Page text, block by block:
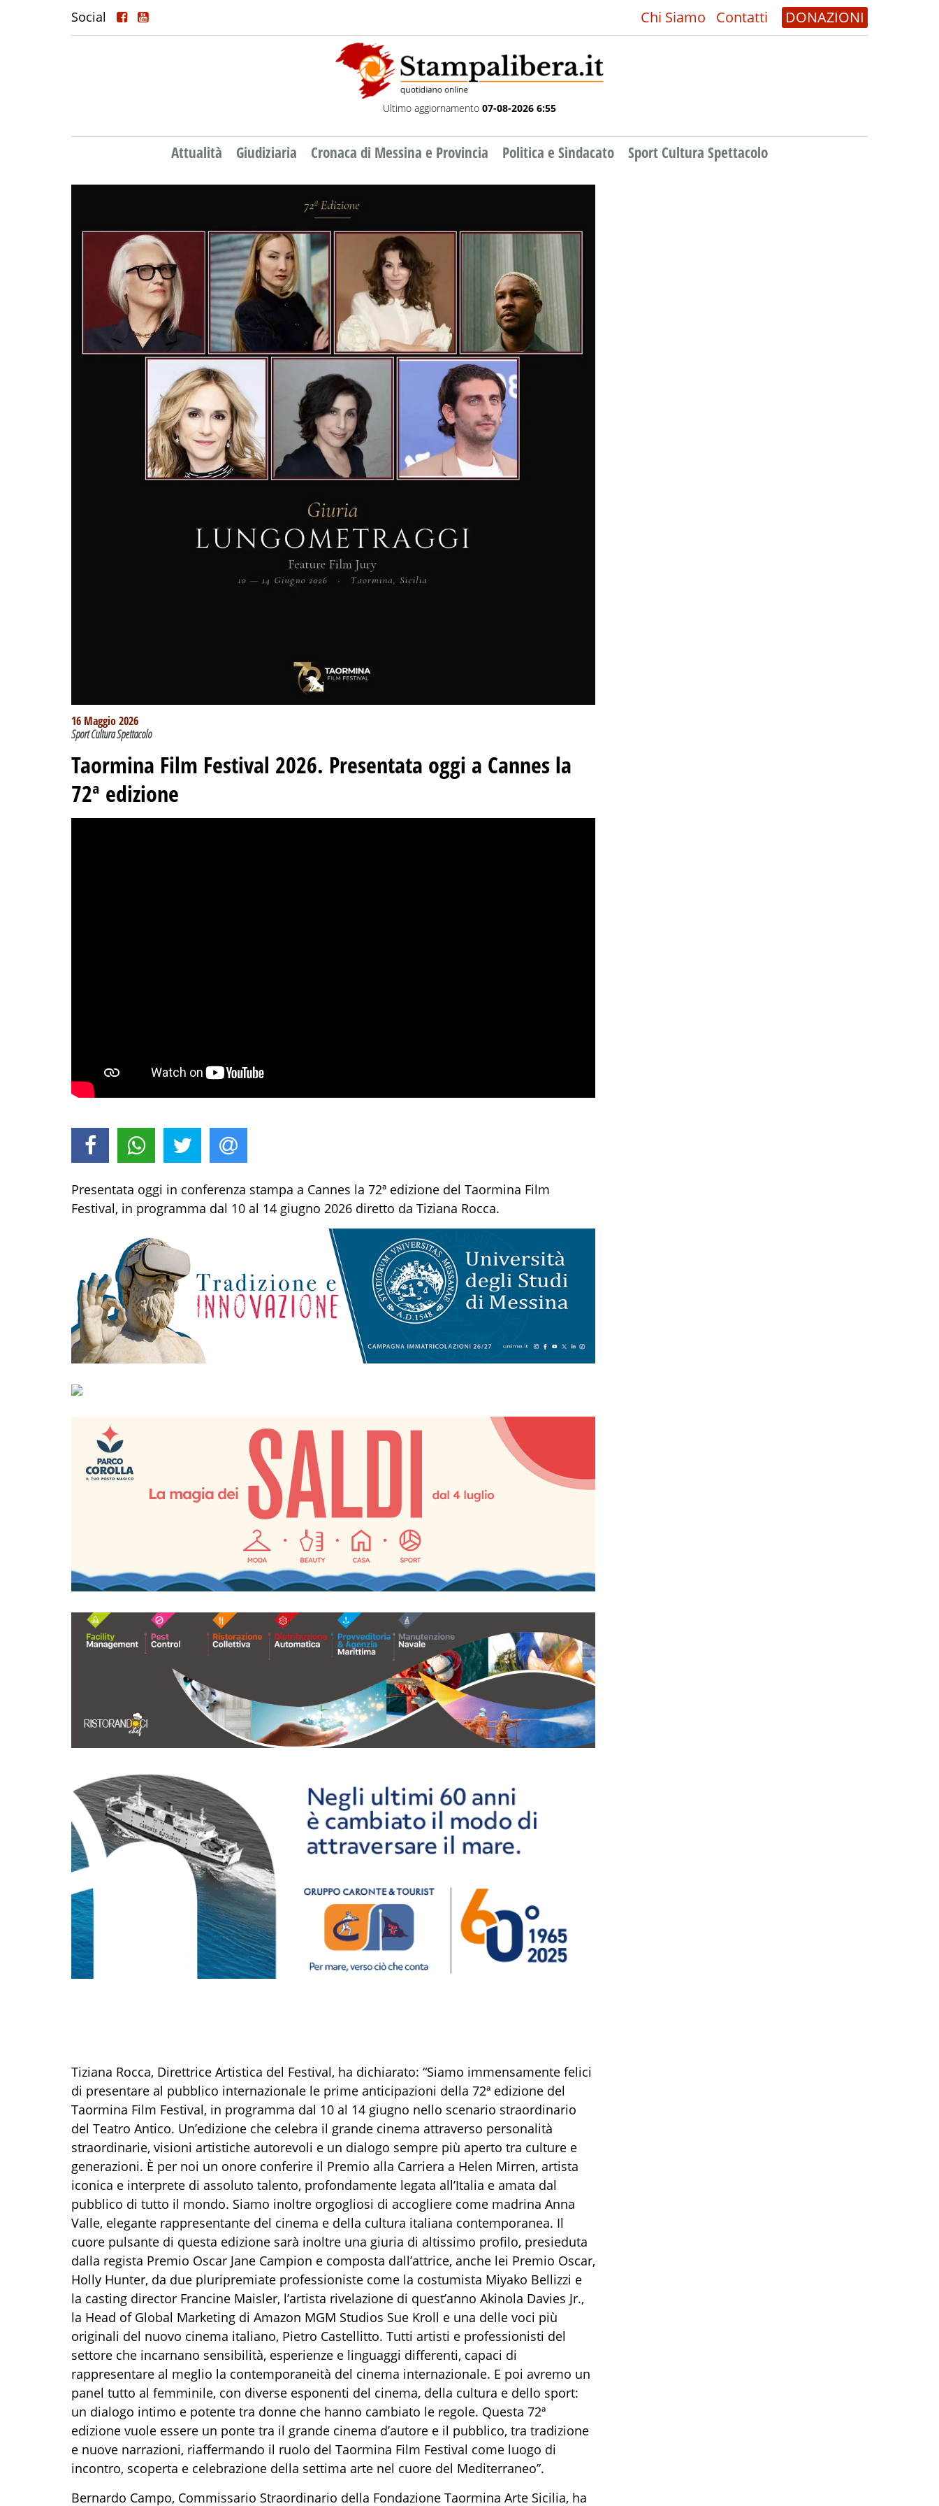
Social Chi Siamo Contatti DONAZIONI
Ultimo aggiornamento 07-08-2026 6:55
Attualità Giudiziaria Cronaca di Messina e Provincia Politica e Sindacato Sport Cultura Spettacolo
16 Maggio 2026
Sport Cultura Spettacolo
Taormina Film Festival 2026. Presentata oggi a Cannes la
72ª edizione
Presentata oggi in conferenza stampa a Cannes la 72ª edizione del Taormina Film
Festival, in programma dal 10 al 14 giugno 2026 diretto da Tiziana Rocca.
Tiziana Rocca, Direttrice Artistica del Festival, ha dichiarato: “Siamo immensamente felici
di presentare al pubblico internazionale le prime anticipazioni della 72ª edizione del
Taormina Film Festival, in programma dal 10 al 14 giugno nello scenario straordinario
del Teatro Antico. Un’edizione che celebra il grande cinema attraverso personalità
straordinarie, visioni artistiche autorevoli e un dialogo sempre più aperto tra culture e
generazioni. È per noi un onore conferire il Premio alla Carriera a Helen Mirren, artista
iconica e interprete di assoluto talento, profondamente legata all’Italia e amata dal
pubblico di tutto il mondo. Siamo inoltre orgogliosi di accogliere come madrina Anna
Valle, elegante rappresentante del cinema e della cultura italiana contemporanea. Il
cuore pulsante di questa edizione sarà inoltre una giuria di altissimo profilo, presieduta
dalla regista Premio Oscar Jane Campion e composta dall’attrice, anche lei Premio Oscar,
Holly Hunter, da due pluripremiate professioniste come la costumista Miyako Bellizzi e
la casting director Francine Maisler, l’artista rivelazione di quest’anno Akinola Davies Jr.,
la Head of Global Marketing di Amazon MGM Studios Sue Kroll e una delle voci più
originali del nuovo cinema italiano, Pietro Castellitto. Tutti artisti e professionisti del
settore che incarnano sensibilità, esperienze e linguaggi differenti, capaci di
rappresentare al meglio la contemporaneità del cinema internazionale. E poi avremo un
panel tutto al femminile, con diverse esponenti del cinema, della cultura e dello sport:
un dialogo intimo e potente tra donne che hanno cambiato le regole. Questa 72ª
edizione vuole essere un ponte tra il grande cinema d’autore e il pubblico, tra tradizione
e nuove narrazioni, riaffermando il ruolo del Taormina Film Festival come luogo di
incontro, scoperta e celebrazione della settima arte nel cuore del Mediterraneo”.
Bernardo Campo, Commissario Straordinario della Fondazione Taormina Arte Sicilia, ha